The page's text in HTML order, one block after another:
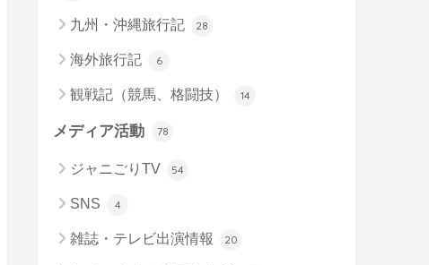
九州・沖縄旅行記 28
海外旅行記 6
観戦記（競馬、格闘技） 14
メディア活動 78
ジャニごりTV 54
SNS 4
雑誌・テレビ出演情報 20